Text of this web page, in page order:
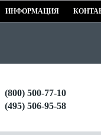
ИНФОРМАЦИЯ
(800) 500-77-10
(495) 506-95-58